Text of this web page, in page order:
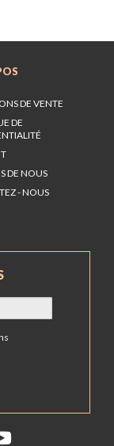
DE VENTE
DE
DE NOUS
- NOUS